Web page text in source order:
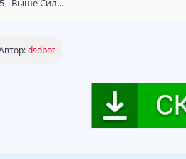
- Выше Сил...
dsdbot